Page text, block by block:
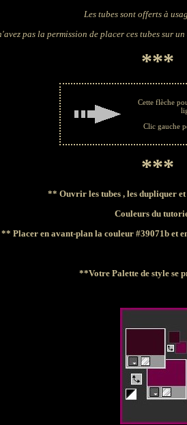
Les tubes sont offerts à
pas la permission de placer ces tubes sur
***
Cette flèche
Clic gauche
***
** Ouvrir les tubes , les dupliquer
Couleurs du
** Placer en avant-plan la couleur #39071b et
**Votre Palette de style se